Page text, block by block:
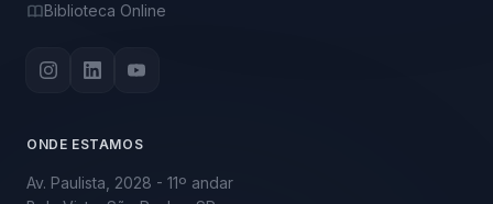
Biblioteca Online
ONDE ESTAMOS
Av. Paulista, 2028 - 11º andar